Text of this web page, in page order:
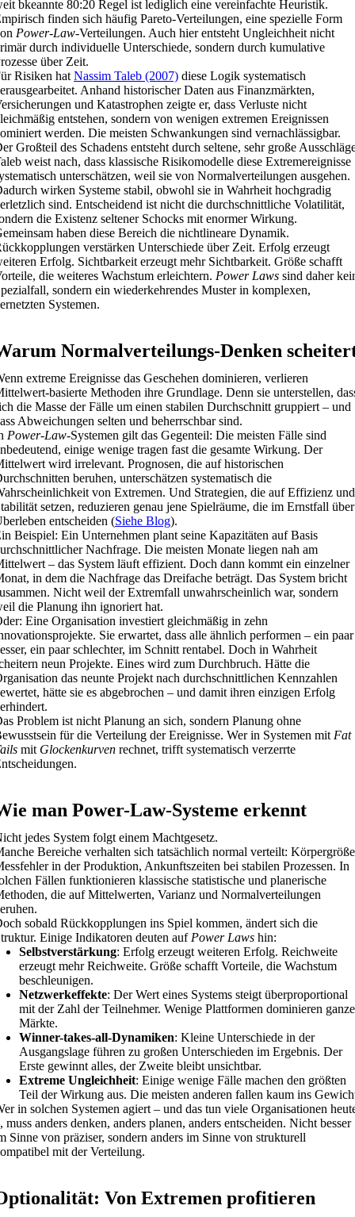
bkeannte 80:20 Regel ist lediglich eine vereinfachte Heuristik.
finden sich häufig Pareto-Verteilungen, eine spezielle Form
Power-Law-Verteilungen. Auch hier entsteht Ungleichheit nicht
durch individuelle Unterschiede, sondern durch kumulative
über Zeit.
Risiken hat Nassim Taleb (2007) diese Logik systematisch
Anhand historischer Daten aus Finanzmärkten,
und Katastrophen zeigte er, dass Verluste nicht
entstehen, sondern von wenigen extremen Ereignissen
werden. Die meisten Schwankungen sind vernachlässigbar.
Großteil des Schadens entsteht durch seltene, sehr große
weist nach, dass klassische Risikomodelle diese Extremereignisse
unterschätzen, weil sie von Normalverteilungen ausgehen.
wirken Systeme stabil, obwohl sie in Wahrheit hochgradig
sind. Entscheidend ist nicht die durchschnittliche Volatilität,
die Existenz seltener Schocks mit enormer Wirkung.
haben diese Bereich die nichtlineare Dynamik.
verstärken Unterschiede über Zeit. Erfolg erzeugt
Erfolg. Sichtbarkeit erzeugt mehr Sichtbarkeit. Größe schafft
die weiteres Wachstum erleichtern. Power Laws sind daher
sondern ein wiederkehrendes Muster in komplexen,
Systemen.
Normalverteilungs-Denken
extreme Ereignisse das Geschehen dominieren, verlieren
basierte Methoden ihre Grundlage. Denn sie unterstellen,
die Masse der Fälle um einen stabilen Durchschnitt gruppiert – und
Abweichungen selten und beherrschbar sind.
Power-Law-Systemen gilt das Gegenteil: Die meisten Fälle sind
einige wenige tragen fast die gesamte Wirkung. Der
wird irrelevant. Prognosen, die auf historischen
beruhen, unterschätzen systematisch die
von Extremen. Und Strategien, die auf Effizienz und
setzen, reduzieren genau jene Spielräume, die im Ernstfall über
entscheiden (Siehe Blog).
Beispiel: Ein Unternehmen plant seine Kapazitäten auf Basis
Nachfrage. Die meisten Monate liegen nah am
– das System läuft effizient. Doch dann kommt ein einzelner
in dem die Nachfrage das Dreifache beträgt. Das System bricht
Nicht weil der Extremfall unwahrscheinlich war, sondern
die Planung ihn ignoriert hat.
Eine Organisation investiert gleichmäßig in zehn
Sie erwartet, dass alle ähnlich performen – ein paar
ein paar schlechter, im Schnitt rentabel. Doch in Wahrheit
neun Projekte. Eines wird zum Durchbruch. Hätte die
das neunte Projekt nach durchschnittlichen Kennzahlen
hätte sie es abgebrochen – und damit ihren einzigen Erfolg
Problem ist nicht Planung an sich, sondern Planung ohne
für die Verteilung der Ereignisse. Wer in Systemen mit Fat
mit Glockenkurven rechnet, trifft systematisch verzerrte
man Power-Law-Systeme erkennt
jedes System folgt einem Machtgesetz.
Bereiche verhalten sich tatsächlich normal verteilt:
in der Produktion, Ankunftszeiten bei stabilen Prozessen. In
Fällen funktionieren klassische statistische und planerische
die auf Mittelwerten, Varianz und Normalverteilungen
sobald Rückkopplungen ins Spiel kommen, ändert sich die
Einige Indikatoren deuten auf Power Laws hin:
Selbstverstärkung: Erfolg erzeugt weiteren Erfolg. Reichweite
erzeugt mehr Reichweite. Größe schafft Vorteile, die Wachstum
beschleunigen.
Netzwerkeffekte: Der Wert eines Systems steigt überproportional
mit der Zahl der Teilnehmer. Wenige Plattformen dominieren ganze
Märkte.
Winner-takes-all-Dynamiken: Kleine Unterschiede in der
Ausgangslage führen zu großen Unterschieden im Ergebnis. Der
Erste gewinnt alles, der Zweite bleibt unsichtbar.
Extreme Ungleichheit: Einige wenige Fälle machen den größten
Teil der Wirkung aus. Die meisten anderen fallen kaum ins
in solchen Systemen agiert – und das tun viele Organisationen
muss anders denken, anders planen, anders entscheiden. Nicht besser
Sinne von präziser, sondern anders im Sinne von strukturell
mit der Verteilung.
Von Extremen profitieren